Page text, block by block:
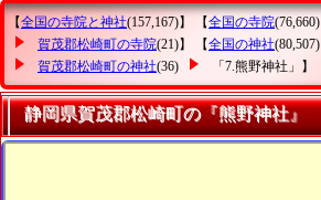
【全国の寺院と神社(157,167)】 【全国の寺院(76,660)
賀茂郡松崎町の寺院(21)】 【全国の神社(80,507)
賀茂郡松崎町の神社(36) 「7.熊野神社」 】
静岡県賀茂郡松崎町の『熊野神社』